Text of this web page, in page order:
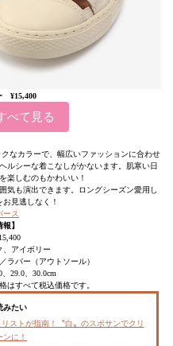
¥15,400
べて見る
なカラーで、幅広いファッションに合わせ
ルシーな着こなしがかないます。肌寒い日
楽しむのもかわいい！
気も演出できます。ロングシーズン愛用し
見逃しなく！
ース
報】
、アイボリー
ラバー（アウトソール）
29.0、30.0cm
はすべて税込価格です。
みたい
リストが指南！〝白〟のスポサンでクリ
ンに！